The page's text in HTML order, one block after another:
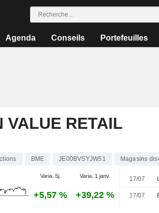
Agenda Conseils Portefeuilles
VALUE RETAIL
BME JE00BVSYJW51 Magasins
Varia. 5j. Varia. 1 janv.
+5,57 % +39,22 %
17/07
17/07